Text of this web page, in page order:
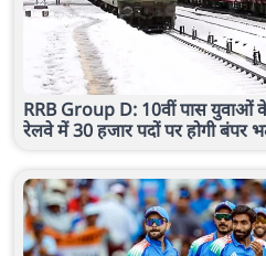
RRB Group D: 10वीं पास युवाओं के
रेलवे में 30 हजार पदों पर होगी बंपर